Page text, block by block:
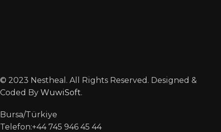
© 2023 Nestheal. All Rights Reserved. Designed &
Coded By WuwiSoft.
Bursa/Türkiye
Telefon:+44 745 946 45 44